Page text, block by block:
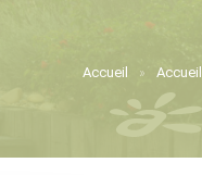
Accueil Accueil